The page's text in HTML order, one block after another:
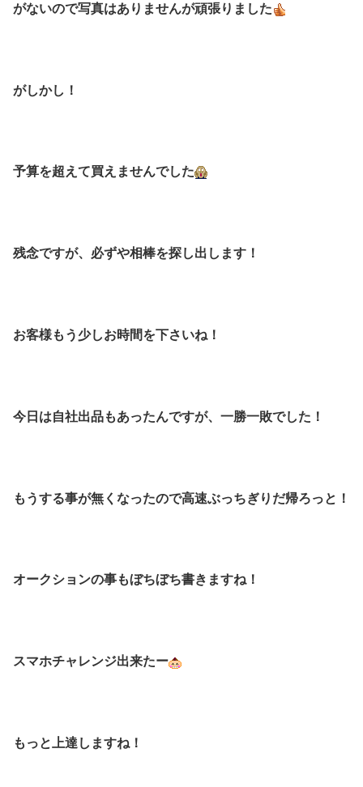
がないので写真はありませんが頑張りました
がしかし！
予算を超えて買えませんでした
残念ですが、必ずや相棒を探し出します！
お客様もう少しお時間を下さいね！
今日は自社出品もあったんですが、一勝一敗でした！
もうする事が無くなったので高速ぶっちぎりだ帰ろっと！
オークションの事もぼちぼち書きますね！
スマホチャレンジ出来たー
もっと上達しますね！